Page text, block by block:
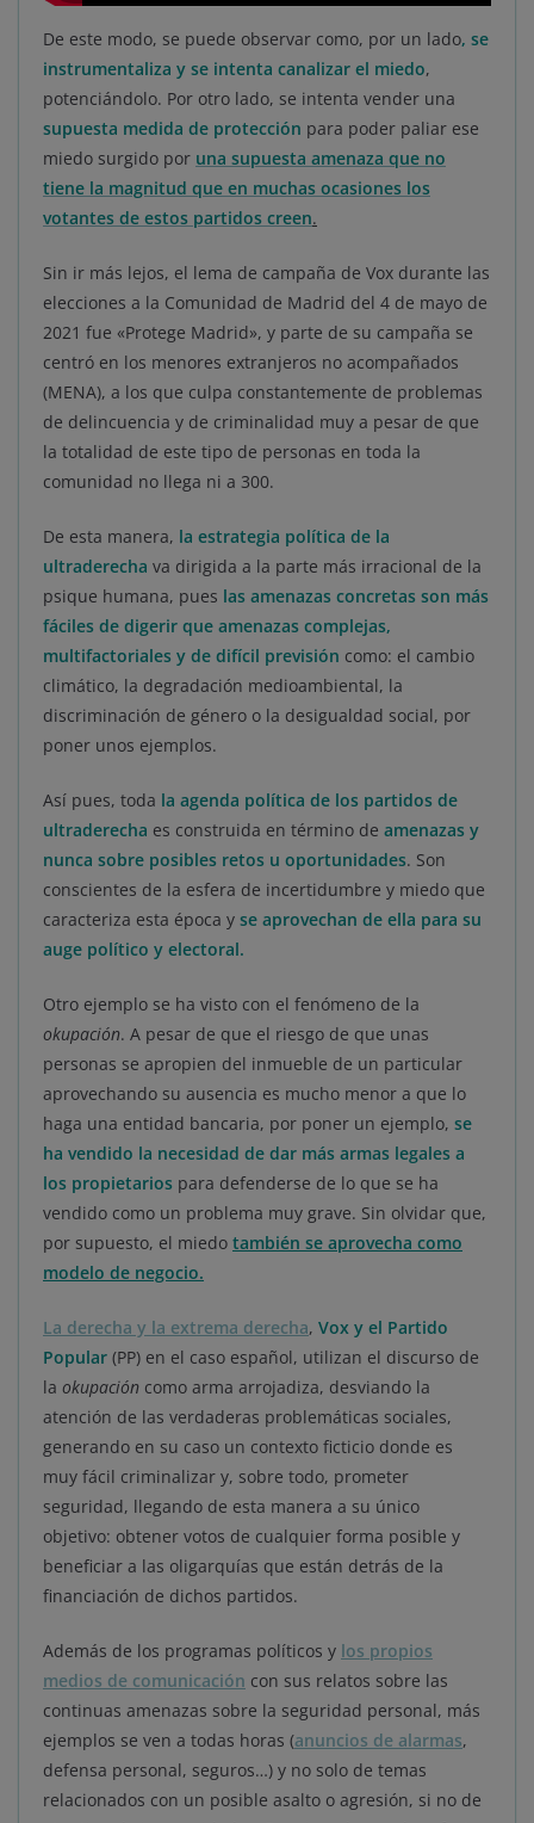
De este modo, se puede observar como, por un lado, se
instrumentaliza y se intenta canalizar el miedo,
potenciándolo. Por otro lado, se intenta vender una
supuesta medida de protección para poder paliar ese
miedo surgido por una supuesta amenaza que no
tiene la magnitud que en muchas ocasiones los
votantes de estos partidos creen.
Sin ir más lejos, el lema de campaña de Vox durante las
elecciones a la Comunidad de Madrid del 4 de mayo de
2021 fue «Protege Madrid», y parte de su campaña se
centró en los menores extranjeros no acompañados
(MENA), a los que culpa constantemente de problemas
de delincuencia y de criminalidad muy a pesar de que
la totalidad de este tipo de personas en toda la
comunidad no llega ni a 300.
De esta manera, la estrategia política de la
ultraderecha va dirigida a la parte más irracional de la
psique humana, pues las amenazas concretas son más
fáciles de digerir que amenazas complejas,
multifactoriales y de difícil previsión como: el cambio
climático, la degradación medioambiental, la
discriminación de género o la desigualdad social, por
poner unos ejemplos.
Así pues, toda la agenda política de los partidos de
ultraderecha es construida en término de amenazas y
nunca sobre posibles retos u oportunidades. Son
conscientes de la esfera de incertidumbre y miedo que
caracteriza esta época y se aprovechan de ella para su
auge político y electoral.
Otro ejemplo se ha visto con el fenómeno de la
okupación. A pesar de que el riesgo de que unas
personas se apropien del inmueble de un particular
aprovechando su ausencia es mucho menor a que lo
haga una entidad bancaria, por poner un ejemplo, se
ha vendido la necesidad de dar más armas legales a
los propietarios para defenderse de lo que se ha
vendido como un problema muy grave. Sin olvidar que,
por supuesto, el miedo también se aprovecha como
modelo de negocio.
La derecha y la extrema derecha, Vox y el Partido
Popular (PP) en el caso español, utilizan el discurso de
la okupación como arma arrojadiza, desviando la
atención de las verdaderas problemáticas sociales,
generando en su caso un contexto ficticio donde es
muy fácil criminalizar y, sobre todo, prometer
seguridad, llegando de esta manera a su único
objetivo: obtener votos de cualquier forma posible y
beneficiar a las oligarquías que están detrás de la
financiación de dichos partidos.
Además de los programas políticos y los propios
medios de comunicación con sus relatos sobre las
continuas amenazas sobre la seguridad personal, más
ejemplos se ven a todas horas (anuncios de alarmas,
defensa personal, seguros…) y no solo de temas
relacionados con un posible asalto o agresión, si no de